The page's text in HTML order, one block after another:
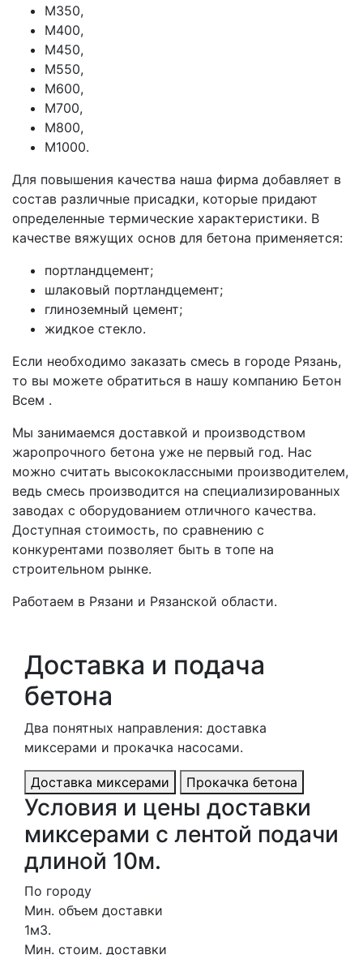
М350,
М400,
М450,
М550,
М600,
М700,
М800,
М1000.
Для повышения качества наша фирма добавляет в
состав различные присадки, которые придают
определенные термические характеристики. В
качестве вяжущих основ для бетона применяется:
портландцемент;
шлаковый портландцемент;
глиноземный цемент;
жидкое стекло.
Если необходимо заказать смесь в городе Рязань,
то вы можете обратиться в нашу компанию Бетон
Всем .
Мы занимаемся доставкой и производством
жаропрочного бетона уже не первый год. Нас
можно считать высококлассными производителем,
ведь смесь производится на специализированных
заводах с оборудованием отличного качества.
Доступная стоимость, по сравнению с
конкурентами позволяет быть в топе на
строительном рынке.
Работаем в Рязани и Рязанской области.
Доставка и подача
бетона
Два понятных направления: доставка
миксерами и прокачка насосами.
Доставка миксерами Прокачка бетона
Условия и цены доставки
миксерами с лентой подачи
длиной 10м.
По городу
Мин. объем доставки
1м3.
Мин. стоим. доставки